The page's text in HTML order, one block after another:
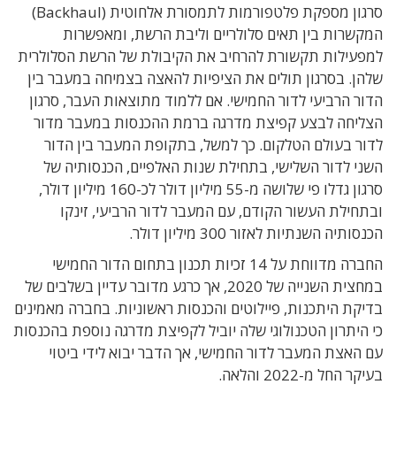
סרגון מספקת פלטפורמות לתמסורת אלחוטית (Backhaul)
המקשרות בין תאים סלולריים וליבת הרשת, ומאפשרות
למפעילות תקשורת להרחיב את הקיבולת של הרשת הסלולרית
שלהן. בסרגון תולים את הציפיות להאצה בצמיחה במעבר בין
הדור הרביעי לדור החמישי. אם ללמוד מתוצאות העבר, סרגון
הצליחה לבצע קפיצת מדרגה ברמת ההכנסות במעבר מדור
לדור בעולם הטלקום. כך למשל, בתקופת המעבר בין הדור
השני לדור השלישי, בתחילת שנות האלפיים, הכנסותיה של
סרגון גדלו פי שלושה מ-55 מיליון דולר לכ-160 מיליון דולר,
ובתחילת העשור הקודם, עם המעבר לדור הרביעי, זינקו
הכנסותיה השנתיות לאזור 300 מיליון דולר.
החברה מדווחת על 14 זכיות תכנון בתחום הדור החמישי
במחצית השנייה של 2020, אך כרגע מדובר עדיין בשלבים של
בדיקת היתכנות, פיילוטים והכנסות ראשוניות. בחברה מאמינים
כי היתרון הטכנולוגי שלה יוביל לקפיצת מדרגה נוספת בהכנסות
עם האצת המעבר לדור החמישי, אך הדבר יבוא לידי ביטוי
בעיקר החל מ-2022 והלאה.